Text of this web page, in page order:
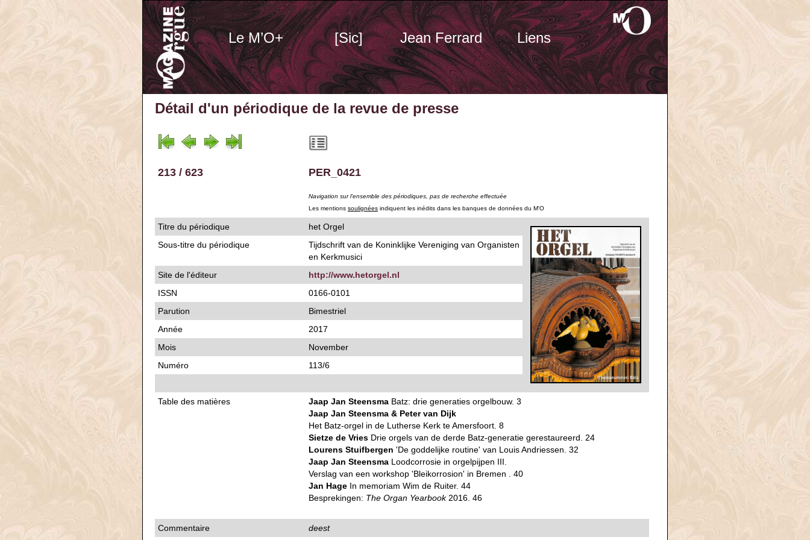
Le M’O+ [Sic] Jean Ferrard Liens
Détail d'un périodique de la revue de presse
213 / 623 PER_0421
Navigation sur l'ensemble des périodiques, pas de recherche effectuée
Les mentions soulignées indiquent les inédits dans les banques de données du M'O
Titre du périodique
het Orgel
Sous-titre du périodique
Tijdschrift van de Koninklijke Vereniging van Organisten
en Kerkmusici
Site de l'éditeur
http://www.hetorgel.nl
ISSN
0166-0101
Parution
Bimestriel
Année
2017
Mois
November
Numéro
113/6
Table des matières Jaap Jan Steensma Batz: drie generaties orgelbouw. 3
Jaap Jan Steensma & Peter van Dijk
Het Batz-orgel in de Lutherse Kerk te Amersfoort. 8
Sietze de Vries Drie orgels van de derde Batz-generatie gerestaureerd. 24
Lourens Stuifbergen 'De goddelijke routine' van Louis Andriessen. 32
Jaap Jan Steensma Loodcorrosie in orgelpijpen III.
Verslag van een workshop 'Bleikorrosion' in Bremen . 40
Jan Hage In memoriam Wim de Ruiter. 44
Besprekingen: The Organ Yearbook2016. 46
Commentaire deest